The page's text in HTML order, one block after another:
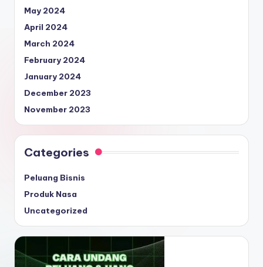
May 2024
April 2024
March 2024
February 2024
January 2024
December 2023
November 2023
Categories
Peluang Bisnis
Produk Nasa
Uncategorized